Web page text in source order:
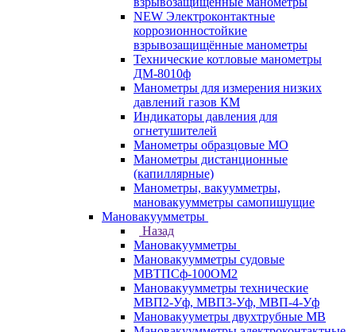
NEW Электроконтактные
коррозионностойкие
взрывозащищённые манометры
Технические котловые манометры
ДМ-8010ф
Манометры для измерения низких
давлений газов КМ
Индикаторы давления для
огнетушителей
Манометры образцовые МО
Манометры дистанционные
(капиллярные)
Манометры, вакуумметры,
мановакуумметры самопишущие
Мановакуумметры
Назад
Мановакуумметры
Мановакуумметры судовые
МВТПСф-100ОМ2
Мановакуумметры технические
МВП2-Уф, МВП3-Уф, МВП-4-Уф
Мановакууметры двухтрубные МВ